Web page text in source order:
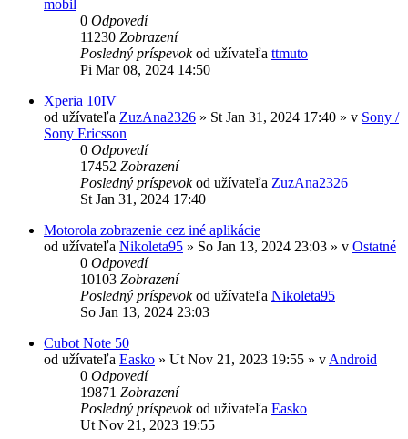
mobil
0 Odpovedí
11230 Zobrazení
Posledný príspevokod užívateľa ttmuto
Pi Mar 08, 2024 14:50
Xperia 10IV
od užívateľa ZuzAna2326 » St Jan 31, 2024 17:40 » v Sony /
Sony Ericsson
0 Odpovedí
17452 Zobrazení
Posledný príspevokod užívateľa ZuzAna2326
St Jan 31, 2024 17:40
Motorola zobrazenie cez iné aplikácie
od užívateľa Nikoleta95 » So Jan 13, 2024 23:03 » v Ostatné
0 Odpovedí
10103 Zobrazení
Posledný príspevokod užívateľa Nikoleta95
So Jan 13, 2024 23:03
Cubot Note 50
od užívateľa Easko » Ut Nov 21, 2023 19:55 » v Android
0 Odpovedí
19871 Zobrazení
Posledný príspevokod užívateľa Easko
Ut Nov 21, 2023 19:55